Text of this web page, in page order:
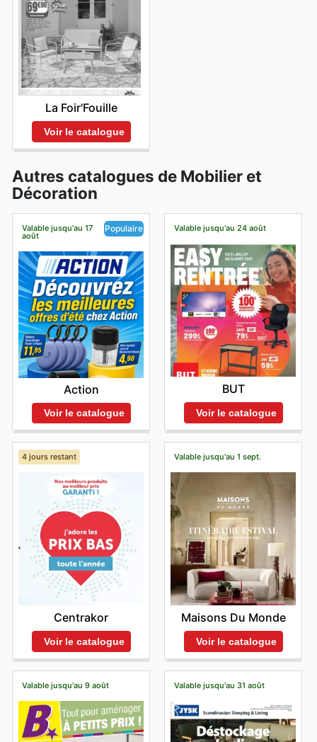
La Foir'Fouille
Voir le catalogue
Autres catalogues de Mobilier et
Décoration
Valable jusqu'au 17
août
Populaire
Action
Voir le catalogue
Valable jusqu'au 24 août
BUT
Voir le catalogue
4 jours restant
Centrakor
Voir le catalogue
Valable jusqu'au 1 sept.
Maisons Du Monde
Voir le catalogue
Valable jusqu'au 9 août Valable jusqu'au 31 août